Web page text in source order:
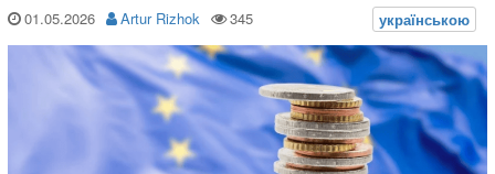
01.05.2026 Artur Rizhok